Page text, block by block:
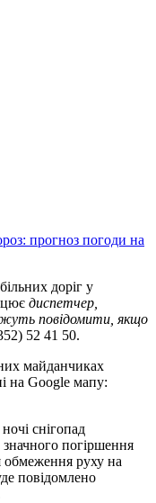
прогноз погоди на
доріг у
диспетчер,
повідомити, якщо
52 41 50.
майданчиках
на Google мапу:
снігопад
погіршення
обмеження руху на
повідомлено